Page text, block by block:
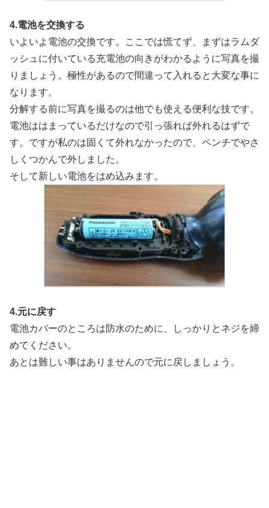
4.電池を交換する
いよいよ電池の交換です。ここでは慌てず、まずはラムダ
ッシュに付いている充電池の向きがわかるように写真を撮
りましょう。極性があるので間違って入れると大変な事に
なります。
分解する前に写真を撮るのは他でも使える便利な技です。
電池ははまっているだけなので引っ張れば外れるはずで
す。ですが私のは固くて外れなかったので、ペンチでやさ
しくつかんで外しました。
そして新しい電池をはめ込みます。
4.元に戻す
電池カバーのところは防水のために、しっかりとネジを締
めてください。
あとは難しい事はありませんので元に戻しましょう。